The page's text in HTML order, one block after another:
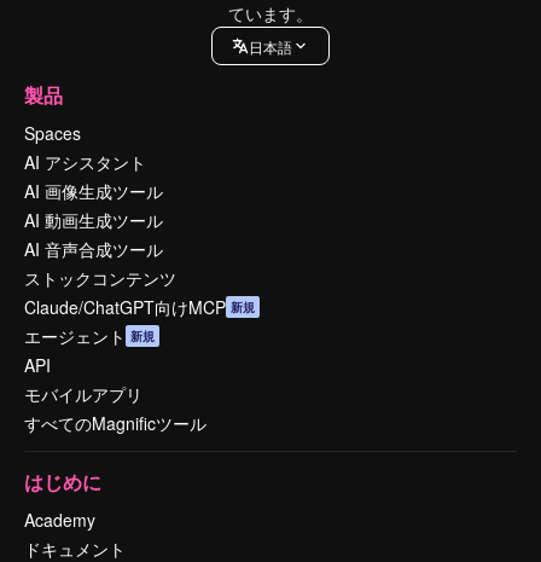
ています。
日本語
製品
Spaces
AI アシスタント
AI 画像生成ツール
AI 動画生成ツール
AI 音声合成ツール
ストックコンテンツ
Claude/ChatGPT向けMCP 新規
エージェント 新規
API
モバイルアプリ
すべてのMagnificツール
はじめに
Academy
ドキュメント